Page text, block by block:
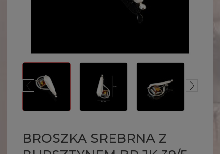
BROSZKA SREBRNA Z